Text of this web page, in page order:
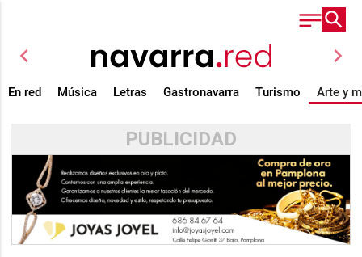
chevron_left chevron_right
En red Música Letras Gastronavarra Turismo Arte y
PUBLICIDAD